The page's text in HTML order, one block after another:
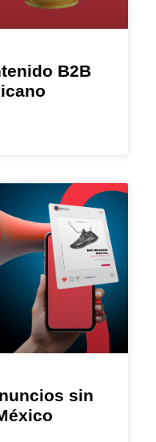
B2B
sin